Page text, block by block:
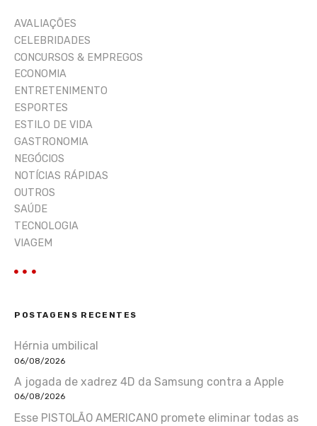
rAVALIAÇÕES
CELEBRIDADES
CONCURSOS & EMPREGOS
ECONOMIA
ENTRETENIMENTO
ESPORTES
ESTILO DE VIDA
GASTRONOMIA
NEGÓCIOS
NOTÍCIAS RÁPIDAS
OUTROS
SAÚDE
TECNOLOGIA
VIAGEM
POSTAGENS RECENTES
Hérnia umbilical
06/08/2026
A jogada de xadrez 4D da Samsung contra a Apple
06/08/2026
Esse PISTOLÃO AMERICANO promete eliminar todas as